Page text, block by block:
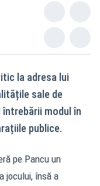
la adresa lui
sale de
întrebării modul în
publice.
pe Pancu un
jocului, însă a